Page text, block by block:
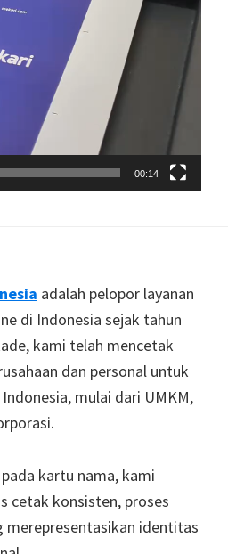
00:14
adalah pelopor layanan
di Indonesia sejak tahun
kami telah mencetak
dan personal untuk
mulai dari UMKM,
kartu nama, kami
cetak konsisten, proses
merepresentasikan identitas